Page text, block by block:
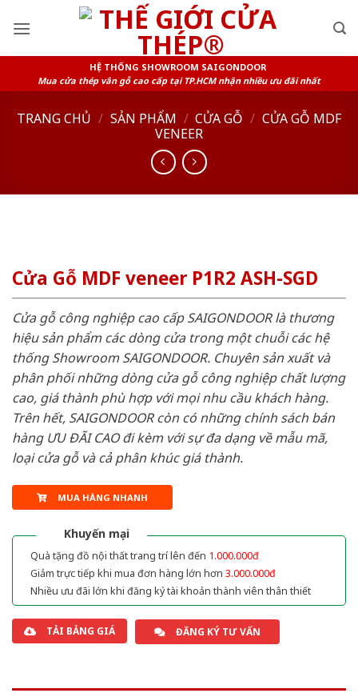
HỆ THỐNG SHOWROOM SAIGONDOOR
Mua cửa thép vân gỗ cao cấp tại TP.HCM nhận nhiều ưu đãi nhất
TRANG CHỦ / SẢN PHẨM / CỬA GỖ / CỬA GỖ MDF
VENEER
Cửa Gỗ MDF veneer P1R2 ASH-SGD
Cửa gỗ công nghiệp cao cấp SAIGONDOOR là thương
hiệu sản phẩm các dòng cửa trong một chuỗi các hệ
thống Showroom SAIGONDOOR. Chuyên sản xuất và
phân phối những dòng cửa gỗ công nghiệp chất lượng
cao, giá thành phù hợp với mọi nhu cầu khách hàng.
Trên hết, SAIGONDOOR còn có những chính sách bán
hàng ƯU ĐÃI CAO đi kèm với sự đa dạng về mẫu mã,
loại cửa gỗ và cả phân khúc giá thành.
MUA HÀNG NHANH
Khuyến mại
Quà tặng đồ nội thất trang trí lên đến 1.000.000đ
Giảm trực tiếp khi mua đơn hàng lớn hơn 3.000.000đ
Nhiều ưu đãi lớn khi đăng ký tài khoản thành viên thân thiết
TẢI BẢNG GIÁ ĐĂNG KÝ TƯ VẤN